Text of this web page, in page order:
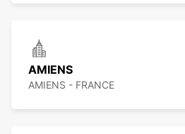
AMIENS
AMIENS - FRANCE